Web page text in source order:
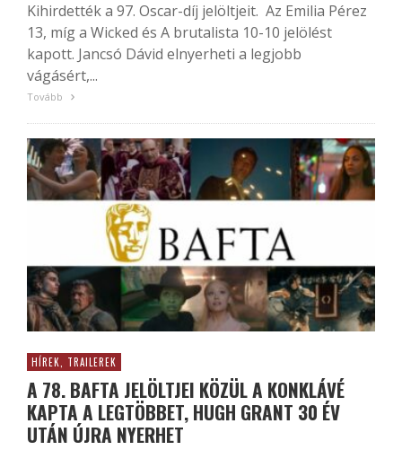
Kihirdették a 97. Oscar-díj jelöltjeit. Az Emilia Pérez
13, míg a Wicked és A brutalista 10-10 jelölést
kapott. Jancsó Dávid elnyerheti a legjobb
vágásért,...
Tovább
HÍREK, TRAILEREK
A 78. BAFTA JELÖLTJEI KÖZÜL A KONKLÁVÉ
KAPTA A LEGTÖBBET, HUGH GRANT 30 ÉV
UTÁN ÚJRA NYERHET